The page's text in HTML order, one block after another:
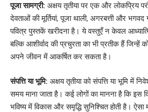
पूजा सामग्री: अक्षय तृतीया पर एक और लोकप्रिय
देवताओं की मूर्तियां, पूजा थाली, अगरबत्ती और भगवद
पवित्र पुस्तकें खरीदना है। ये वस्तुएँ न केवल
बल्कि आशीर्वाद की प्रचुरता का भी प्रतीक हैं जिन्हें
अपने जीवन में आकर्षित कर सकता है।
संपत्ति या भूमि: अक्षय तृतीया को संपत्ति या भूमि में
समय माना जाता है। कई लोगों का मानना ​​है कि
भविष्य में विकास और समृद्धि सुनिश्चित होती है। ऐसा